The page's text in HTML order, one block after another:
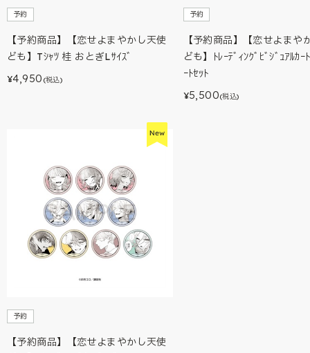
予約
【予約商品】【恋せよまやかし天使
ども】Tｼｬﾂ 桂 おとぎLｻｲｽﾞ
¥4,950 (税込)
予約
【予約商品】【恋せよまや
ども】ﾄﾚｰﾃﾞｨﾝｸﾞﾋﾞｼﾞｭｱﾙｶｰ
ｰﾄｾｯﾄ
¥5,500(税込)
予約
【予約商品】【恋せよまやかし天使